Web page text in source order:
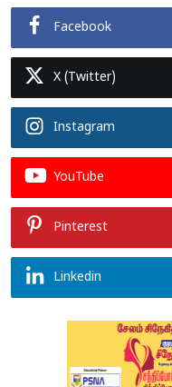
Facebook
X (Twitter)
Instagram
YouTube
Pinterest
Linkedin